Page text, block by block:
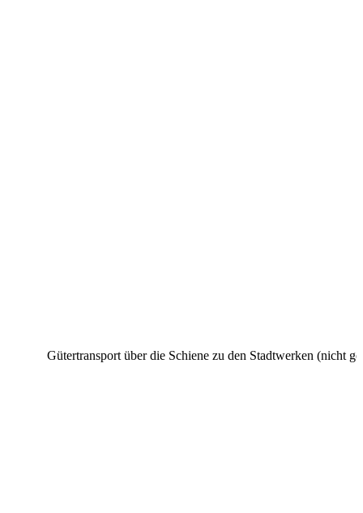
Gütertransport über die Schiene zu den Stadtwerken (nicht